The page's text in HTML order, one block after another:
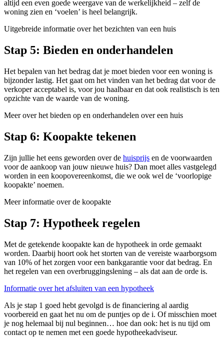
altijd een even goede weergave van de werkelijkheid – zelf de
woning zien en ‘voelen’ is heel belangrijk.
Uitgebreide informatie over het bezichten van een huis
Stap 5: Bieden en onderhandelen
Het bepalen van het bedrag dat je moet bieden voor een woning is
bijzonder lastig. Het gaat om het vinden van het bedrag dat voor de
verkoper acceptabel is, voor jou haalbaar en dat ook realistisch is ten
opzichte van de waarde van de woning.
Meer over het bieden op en onderhandelen over een huis
Stap 6: Koopakte tekenen
Zijn jullie het eens geworden over de huisprijs en de voorwaarden
voor de aankoop van jouw nieuwe huis? Dan moet alles vastgelegd
worden in een koopovereenkomst, die we ook wel de ‘voorlopige
koopakte’ noemen.
Meer informatie over de koopakte
Stap 7: Hypotheek regelen
Met de getekende koopakte kan de hypotheek in orde gemaakt
worden. Daarbij hoort ook het storten van de vereiste waarborgsom
van 10% of het zorgen voor een bankgarantie voor dat bedrag. En
het regelen van een overbruggingslening – als dat aan de orde is.
Informatie over het afsluiten van een hypotheek
Als je stap 1 goed hebt gevolgd is de financiering al aardig
voorbereid en gaat het nu om de puntjes op de i. Of misschien moet
je nog helemaal bij nul beginnen… hoe dan ook: het is nu tijd om
contact op te nemen met een goede hypotheekadviseur.